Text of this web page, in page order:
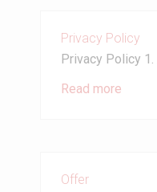
Privacy Policy
Privacy Policy
Read more
Offer